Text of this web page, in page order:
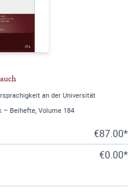
an der Universität
Beihefte, Volume 184
€87.00*
€0.00*